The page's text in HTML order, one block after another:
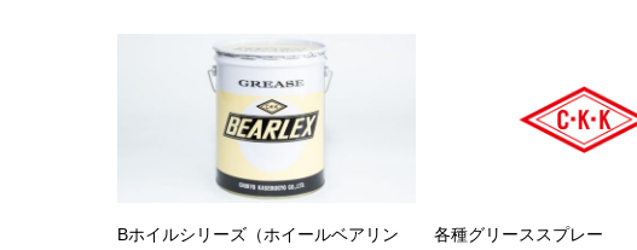
Bホイルシリーズ（ホイールベアリン
各種グリーススプレー